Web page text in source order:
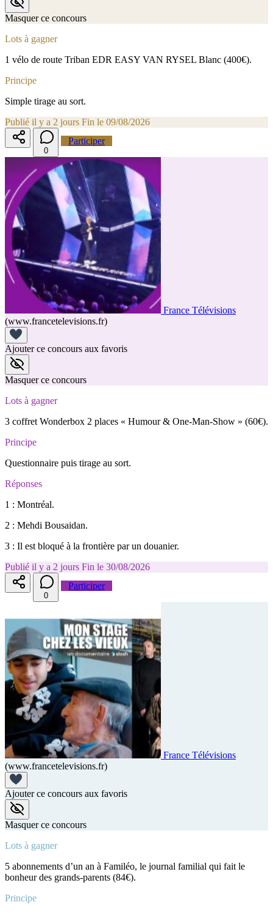
Masquer ce concours
Lots à gagner
1 vélo de route Triban EDR EASY VAN RYSEL Blanc (400€).
Principe
Simple tirage au sort.
Publié il y a 2 jours Fin le 09/08/2026
0
Participer
France Télévisions
(www.francetelevisions.fr)
Ajouter ce concours aux favoris
Masquer ce concours
Lots à gagner
3 coffret Wonderbox 2 places « Humour & One-Man-Show » (60€).
Principe
Questionnaire puis tirage au sort.
Réponses
1 : Montréal.
2 : Mehdi Bousaidan.
3 : Il est bloqué à la frontière par un douanier.
Publié il y a 2 jours Fin le 30/08/2026
0
Participer
France Télévisions
(www.francetelevisions.fr)
Ajouter ce concours aux favoris
Masquer ce concours
Lots à gagner
5 abonnements d’un an à Familéo, le journal familial qui fait le
bonheur des grands-parents (84€).
Principe